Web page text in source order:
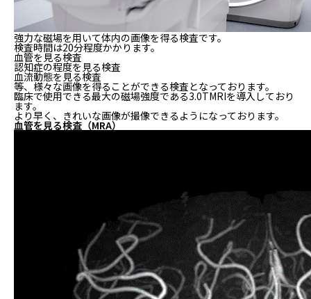
強力な磁場を用いて体内の画像を得る検査です。
検査時間は20分程度かかります。
血管を見る検査
認知症の程度を見る検査
血流動態を見る検査
等、様々な画像を得ることができる検査となっております。
臨床で使用できる最大の磁場強度である3.0TMRIを導入しており
ます。
より早く、きれいな画像が撮像できるようになっております。
血管を見る検査（MRA）